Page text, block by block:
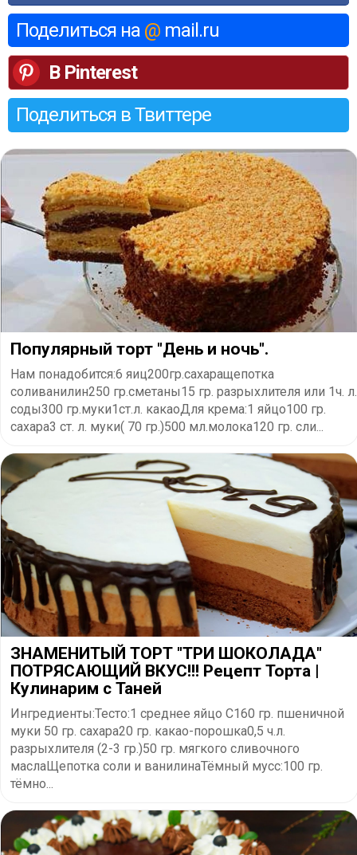
Поделиться на @ mail.ru
В Pinterest
Поделиться в Твиттере
Популярный торт "День и ночь".
Нам понадобится:6 яиц200гр.сахаращепотка
соливанилин250 гр.сметаны15 гр. разрыхлителя или 1ч. л.
соды300 гр.муки1ст.л. какаоДля крема:1 яйцо100 гр.
сахара3 ст. л. муки( 70 гр.)500 мл.молока120 гр. сли...
ЗНАМЕНИТЫЙ ТОРТ "ТРИ ШОКОЛАДА"
ПОТРЯСАЮЩИЙ ВКУС!!! Рецепт Торта |
Кулинарим с Таней
Ингредиенты:Тесто:1 среднее яйцо С160 гр. пшеничной
муки 50 гр. сахара20 гр. какао-порошка0,5 ч.л.
разрыхлителя (2-3 гр.)50 гр. мягкого сливочного
маслаЩепотка соли и ванилинаТёмный мусс:100 гр.
тёмно...